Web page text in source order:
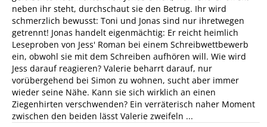
neben ihr steht, durchschaut sie den Betrug. Ihr wird
schmerzlich bewusst: Toni und Jonas sind nur ihretwegen
getrennt! Jonas handelt eigenmächtig: Er reicht heimlich
Leseproben von Jess' Roman bei einem Schreibwettbewerb
ein, obwohl sie mit dem Schreiben aufhören will. Wie wird
Jess darauf reagieren? Valerie beharrt darauf, nur
vorübergehend bei Simon zu wohnen, sucht aber immer
wieder seine Nähe. Kann sie sich wirklich an einen
Ziegenhirten verschwenden? Ein verräterisch naher Moment
zwischen den beiden lässt Valerie zweifeln ...